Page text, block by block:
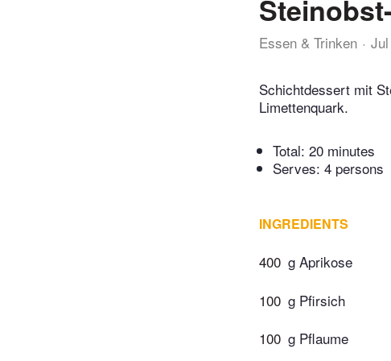
Essen & Trinken
Schichtdessert mit
Limettenquark.
Total: 20 minutes
Serves: 4 persons
INGREDIENTS
400 g Aprikose
100 g Pfirsich
100 g Pflaume